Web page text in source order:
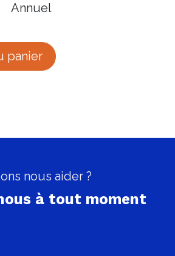
Annuel
panier
nous aider ?
à tout moment